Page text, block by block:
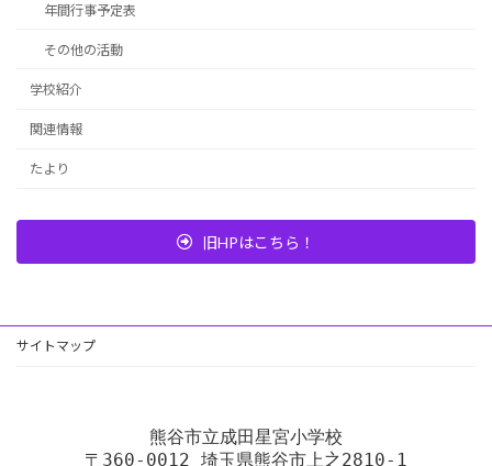
年間行事予定表
その他の活動
学校紹介
関連情報
たより
旧HPはこちら！
サイトマップ
熊谷市立成田星宮小学校
〒360-0012 埼玉県熊谷市上之2810-1